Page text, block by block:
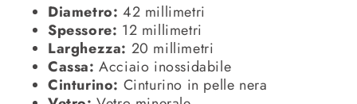
Diametro: 42 millimetri
Spessore: 12 millimetri
Larghezza: 20 millimetri
Cassa: Acciaio inossidabile
Cinturino: Cinturino in pelle nera